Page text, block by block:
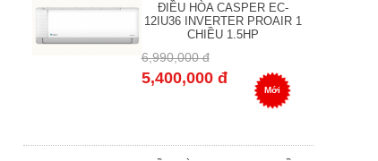
ĐIỀU HÒA CASPER EC-
12IU36 INVERTER PROAIR 1
CHIỀU 1.5HP
6,990,000 đ
5,400,000 đ
Mới